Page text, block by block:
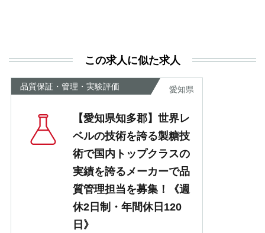
が
この求人に似た求人
品質保証・管理・実験評価 愛知県
【愛知県知多郡】世界レ
ベルの技術を誇る製糖技
術で国内トップクラスの
実績を誇るメーカーで品
質管理担当を募集！《週
休2日制・年間休日120
日》